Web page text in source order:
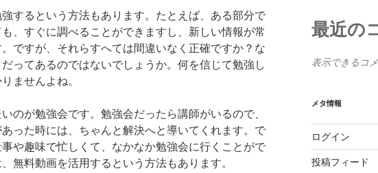
するという方法もあります。たとえば、ある部分で
、すぐに調べることができますし、新しい情報が常
ですが、それらすへては間違いなく正確ですか？な
ってあるのではないでしょうか。何を信じて勉強し
ませんよね。
のが勉強会です。勉強会だったら講師がいるので、
った時には、ちゃんと解決へと導いてくれます。で
や趣味で忙しくて、なかなか勉強会に行くことがで
無料動画を活用するという方法もあります。
最近の
表示できるコ
メタ情報
ログイン
投稿フィード